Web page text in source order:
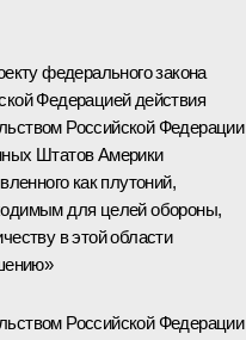
федерального закона
Федерацией действия
Российской Федерации
Штатов Америки
как плутоний,
для целей обороны,
в этой области
Российской Федерации